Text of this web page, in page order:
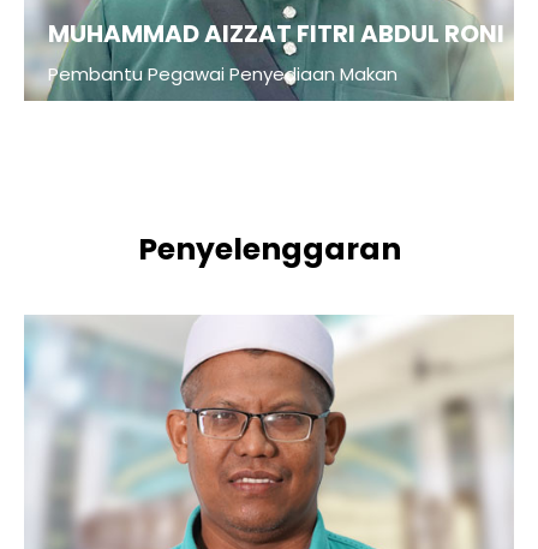
MUHAMMAD AIZZAT FITRI ABDUL RONI
Pembantu Pegawai Penyediaan Makan
Penyelenggaran